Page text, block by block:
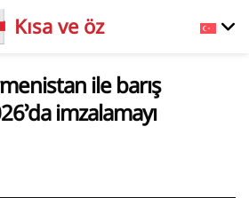
Kısa ve öz
ile barış
imzalamayı